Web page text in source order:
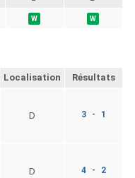
W W
Localisation Résultats
D 3 - 1
D 4 - 2